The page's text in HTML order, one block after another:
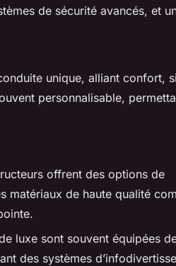
de sécurité avancés, et
unique, alliant confort,
personnalisable,
offrent des options de
matériaux de haute qualité
luxe sont souvent équipées
des systèmes